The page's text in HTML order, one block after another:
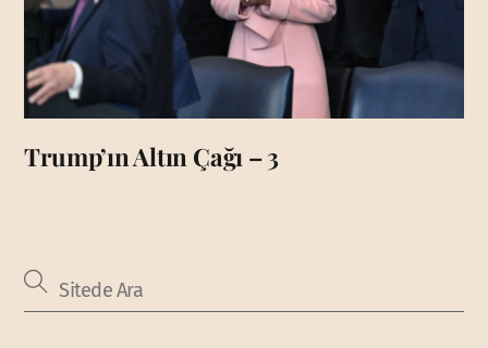
Trump’ın Altın Çağı – 3